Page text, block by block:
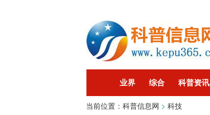
业界 综合 科普资讯
智能 企业 游戏
当前位置： 科普信息网 > 科技